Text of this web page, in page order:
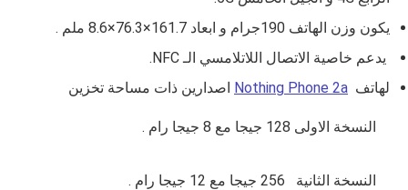
يكون وزن الهاتف 190جرام و ابعاد 161.7×76.3×8.6 ملم .
يدعم خاصية الاتصال اللاتلامسي الـ NFC.
لهاتف Nothing Phone 2a اصدارين ذات مساحة تخزين
النسخة الاولى 128 جيجا مع 8 جيجا رام .
النسخة الثانية 256 جيجا مع 12 جيجا رام .